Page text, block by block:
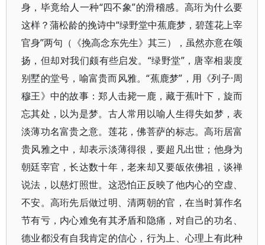
身，毕竟给人一种“四不象”的滑稽感。高珩为什么要
这样？蒲松龄的挽诗中“绿野堂中蕉鹿梦，碧莲花上宰
官身”两句（《挽高念东先生》其三），虽然亦意在颂
扬，但却对我们颇有些启发。“绿野堂”，唐宰相裴度
别墅的堂号，喻富贵而风雅。“蕉鹿梦”，用《列子·周
穆王》中的故事：郑人击毙一鹿，藏于蕉叶下，旋而
忘其处，以为是梦。古人常用以喻人生得失如梦，表
淡薄功名富贵之意。莲花，佛菩萨的标志。高珩居富
贵风雅之中，却表示淡薄得很，要超凡出世；他身为
朝廷宰官，长达数十年，老来却又要皈依佛祖，谈禅
说法，以慈灯照世。这恐怕正反映了他内心的空虚、
不安。高珩先后做过明、清两朝的官，在当时算作名
节有亏，内心难免有其矛盾和隐痛，对自己的功名、
德业都没有自我肯定的信心，行为上、心理上有此种